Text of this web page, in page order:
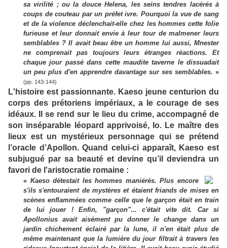
sa virilité ; ou la douce Helena, les seins tendres lacérés à
coups de couteau par un préfet ivre. Pourquoi la vue de sang
et de la violence déclenchait-elle chez les hommes cette folie
furieuse et leur donnait envie à leur tour de malmener leurs
semblables ? Il avait beau être un homme lui aussi, Mnester
ne comprenait pas toujours leurs étranges réactions. Et
chaque jour passé dans cette maudite taverne le dissuadait
un peu plus d'en apprendre davantage sur ses semblables. »
(pp. 143-144)
L'histoire est passionnante. Kaeso jeune centurion du
corps des prétoriens impériaux, a le courage de ses
idéaux. Il se rend sur le lieu du crime, accompagné de
son inséparable léopard apprivoisé, Io. Le maître des
lieux est un mystérieux personnage qui se prétend
l’oracle d’Apollon. Quand celui-ci apparaît, Kaeso est
subjugué par sa beauté et devine qu’il deviendra un
favori de l'aristocratie romaine :
« Kaeso détestait les hommes maniérés. Plus encore
s'ils s'entouraient de mystères et étaient friands de mises en
scènes enflammées comme celle que le garçon était en train
de lui jouer ! Enfin, "garçon"... c'était vite dit. Car si
Apollonius avait aisément pu donner le change dans un
jardin chichement éclairé par la lune, il n'en était plus de
même maintenant que la lumière du jour filtrait à travers les